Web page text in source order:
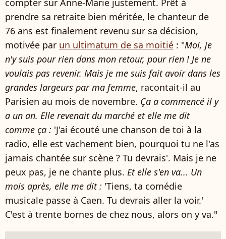
compter sur Anne-Marie justement. Prêt à
prendre sa retraite bien méritée, le chanteur de
76 ans est finalement revenu sur sa décision,
motivée par un ultimatum de sa moitié : "Moi, je
n'y suis pour rien dans mon retour, pour rien ! Je ne
voulais pas revenir. Mais je me suis fait avoir dans les
grandes largeurs par ma femme, racontait-il au
Parisien au mois de novembre. Ça a commencé il y
a un an. Elle revenait du marché et elle me dit
comme ça : 'J'ai écouté une chanson de toi à la
radio, elle est vachement bien, pourquoi tu ne l'as
jamais chantée sur scène ? Tu devrais'. Mais je ne
peux pas, je ne chante plus. Et elle s'en va... Un
mois après, elle me dit : 'Tiens, ta comédie
musicale passe à Caen. Tu devrais aller la voir.'
C'est à trente bornes de chez nous, alors on y va."